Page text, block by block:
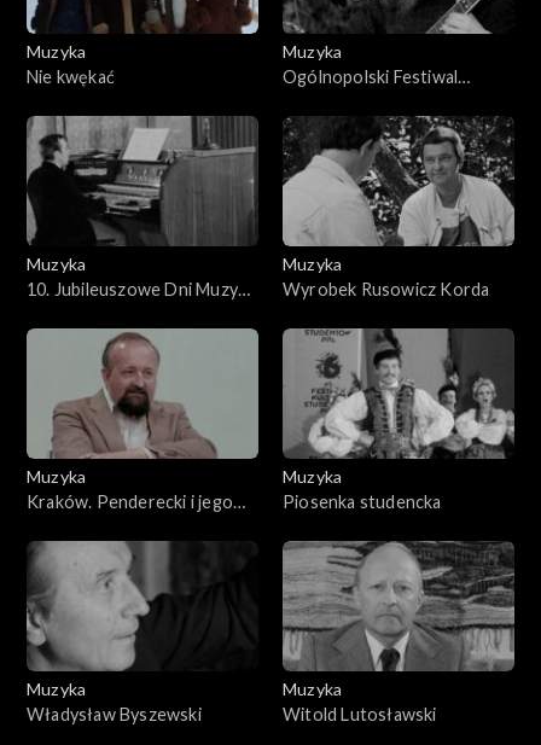
Muzyka
Nie kwękać
Muzyka
Ogólnopolski Festiwal
Muzyka
10. Jubileuszowe Dni Muzyki
Muzyka
Wyrobek Rusowicz Korda
Muzyka
Kraków. Penderecki i jego
Muzyka
Piosenka studencka
Muzyka
Władysław Byszewski
Muzyka
Witold Lutosławski